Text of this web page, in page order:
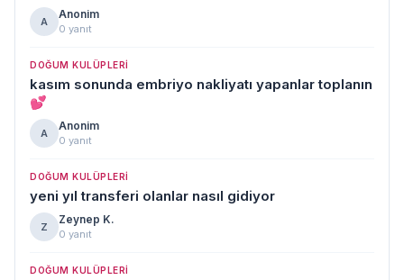
A
Anonim
0 yanıt
DOĞUM KULÜPLERI
kasım sonunda embriyo nakliyatı yapanlar toplanın
💕
A
Anonim
0 yanıt
DOĞUM KULÜPLERI
yeni yıl transferi olanlar nasıl gidiyor
Z
Zeynep K.
0 yanıt
DOĞUM KULÜPLERI